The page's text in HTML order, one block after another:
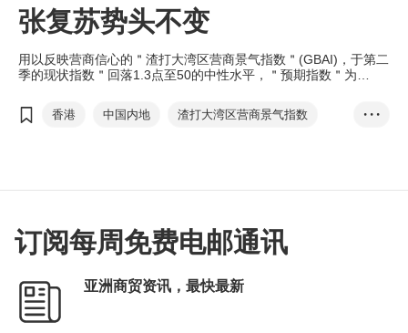
张复苏势头不变
用以反映营商信心的＂渣打大湾区营商景气指数＂(GBAI)，于第二
季的现状指数＂回落1.3点至50的中性水平，＂预期指数＂为
变。
香港 中国内地
渣打大湾区营商景气指数
供应链迁移
范婉儿 刘健恒
• • •
订阅每周免费电邮通讯
亚洲商贸资讯，最快最新